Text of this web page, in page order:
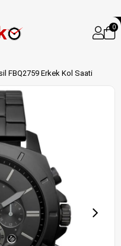
0
FBQ2759 Erkek Kol Saati